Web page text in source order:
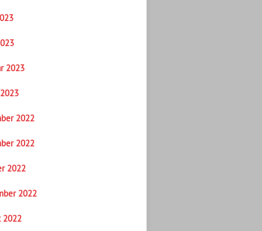
2023
2022
2022
2022
2022
2022